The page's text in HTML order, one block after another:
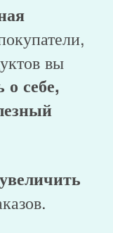
вы
себе,
увеличить